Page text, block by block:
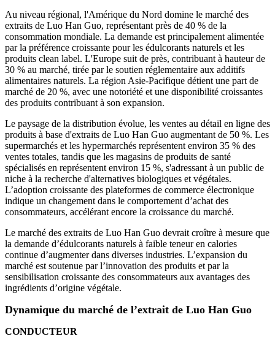
Au niveau régional, l'Amérique du Nord domine le marché des
extraits de Luo Han Guo, représentant près de 40 % de la
consommation mondiale. La demande est principalement alimentée
par la préférence croissante pour les édulcorants naturels et les
produits clean label. L'Europe suit de près, contribuant à hauteur de
30 % au marché, tirée par le soutien réglementaire aux additifs
alimentaires naturels. La région Asie-Pacifique détient une part de
marché de 20 %, avec une notoriété et une disponibilité croissantes
des produits contribuant à son expansion.
Le paysage de la distribution évolue, les ventes au détail en ligne des
produits à base d'extraits de Luo Han Guo augmentant de 50 %. Les
supermarchés et les hypermarchés représentent environ 35 % des
ventes totales, tandis que les magasins de produits de santé
spécialisés en représentent environ 15 %, s'adressant à un public de
niche à la recherche d'alternatives biologiques et végétales.
L’adoption croissante des plateformes de commerce électronique
indique un changement dans le comportement d’achat des
consommateurs, accélérant encore la croissance du marché.
Le marché des extraits de Luo Han Guo devrait croître à mesure que
la demande d’édulcorants naturels à faible teneur en calories
continue d’augmenter dans diverses industries. L’expansion du
marché est soutenue par l’innovation des produits et par la
sensibilisation croissante des consommateurs aux avantages des
ingrédients d’origine végétale.
Dynamique du marché de l’extrait de Luo Han Guo
CONDUCTEUR